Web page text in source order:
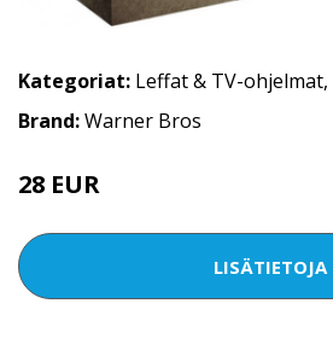
Kategoriat: Leffat & TV-ohjelmat,
Brand:Warner Bros
28 EUR
LISÄTIETOJA